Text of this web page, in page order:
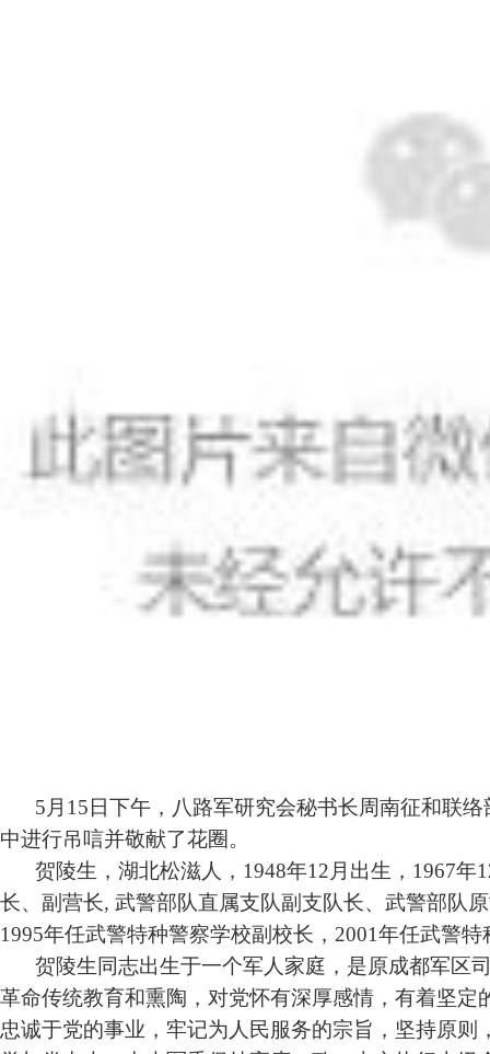
5月15日下午，八路军研究会秘书长周南征和联
中进行吊唁并敬献了花圈。
贺陵生，湖北松滋人， 1948年12 月出生， 1967年
长、副营长, 武警部队直属支队副支队长、武警部队
1995年任武警特种警察学校副校长， 2001年任武警特
贺陵生同志出生于一个军人家庭，是原成都军区
革命传统教育和熏陶，对党怀有深厚感情，有着坚定
忠诚于党的事业，牢记为人民服务的宗旨， 坚持原则